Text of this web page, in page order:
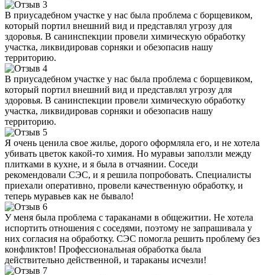
В приусадебном участке у нас была проблема с борщевиком,
который портил внешний вид и представлял угрозу для
здоровья. В санинспекции провели химическую обработку
участка, ликвидировав сорняки и обезопасив нашу
территорию.
В приусадебном участке у нас была проблема с борщевиком,
который портил внешний вид и представлял угрозу для
здоровья. В санинспекции провели химическую обработку
участка, ликвидировав сорняки и обезопасив нашу
территорию.
Я очень ценила свое жилье, дорого оформляла его, и не хотела
убивать цветок какой-то химия. Но муравьи заползли между
плитками в кухне, и я была в отчаянии. Соседи
рекомендовали СЭС, и я решила попробовать. Специалисты
приехали оперативно, провели качественную обработку, и
теперь муравьев как не бывало!
У меня была проблема с тараканами в общежитии. Не хотела
испортить отношения с соседями, поэтому не запрашивала у
них согласия на обработку. СЭС помогла решить проблему без
конфликтов! Профессиональная обработка была
действительно действенной, и тараканы исчезли!